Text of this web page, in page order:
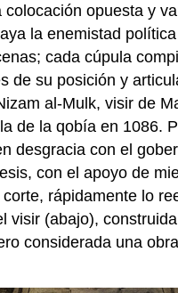
colocación opuesta y
la enemistad
cada cúpula
de su posición y
al-Mulk, visir de
de la qobía en 1086.
desgracia con el
con el apoyo de
rápidamente lo
visir (abajo),
considerada una